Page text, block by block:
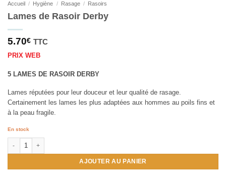
Accueil / Hygiène / Rasage / Rasoirs
Lames de Rasoir Derby
5.70€ TTC
PRIX WEB
5 LAMES DE RASOIR DERBY
Lames réputées pour leur douceur et leur qualité de rasage.
Certainement les lames les plus adaptées aux hommes au poils fins et
à la peau fragile.
En stock
quantité de Lames de Rasoir Derby
AJOUTER AU PANIER